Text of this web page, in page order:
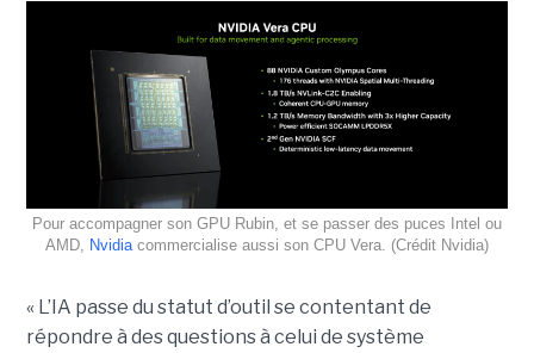
Pour accompagner son GPU Rubin, et se passer des puces Intel ou
AMD,
Nvidia commercialise aussi son CPU Vera. (Crédit Nvidia)
« L’IA passe du statut d’outil se contentant de
répondre à des questions à celui de système